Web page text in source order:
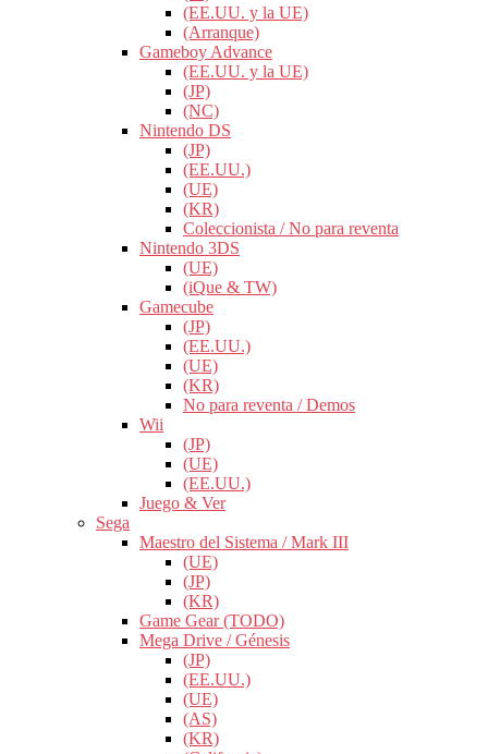
(EE.UU. y la UE)
(Arranque)
Gameboy Advance
(EE.UU. y la UE)
(JP)
(NC)
Nintendo DS
(JP)
(EE.UU.)
(UE)
(KR)
Coleccionista / No para reventa
Nintendo 3DS
(UE)
(iQue & TW)
Gamecube
(JP)
(EE.UU.)
(UE)
(KR)
No para reventa / Demos
Wii
(JP)
(UE)
(EE.UU.)
Juego & Ver
Sega
Maestro del Sistema / Mark III
(UE)
(JP)
(KR)
Game Gear (TODO)
Mega Drive / Génesis
(JP)
(EE.UU.)
(UE)
(AS)
(KR)